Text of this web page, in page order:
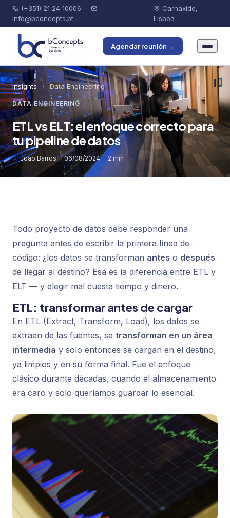
(+351) 21 24 10006 ·
info@bconcepts.pt
Carnaxide,
Lisboa
Agendar reunión →
Insights / Data Engineering
DATA ENGINEERING
ETL vs ELT: el enfoque correcto para
tu pipeline de datos
João Barros 06/08/2024 2 min
Todo proyecto de datos debe responder una
pregunta antes de escribir la primera línea de
código: ¿los datos se transforman antes o después
de llegar al destino? Esa es la diferencia entre ETL y
ELT — y elegir mal cuesta tiempo y dinero.
ETL: transformar antes de cargar
En ETL (Extract, Transform, Load), los datos se
extraen de las fuentes, se transforman en un área
intermedia y solo entonces se cargan en el destino,
ya limpios y en su forma final. Fue el enfoque
clásico durante décadas, cuando el almacenamiento
era caro y solo queríamos guardar lo esencial.